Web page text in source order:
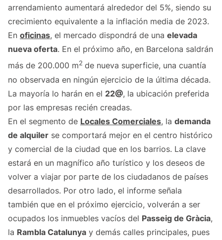
arrendamiento aumentará alrededor del 5%, siendo su
crecimiento equivalente a la inflación media de 2023.
En oficinas, el mercado dispondrá de una elevada
nueva oferta. En el próximo año, en Barcelona saldrán
más de 200.000 m2 de nueva superficie, una cuantía
no observada en ningún ejercicio de la última década.
La mayoría lo harán en el 22@, la ubicación preferida
por las empresas recién creadas.
En el segmento de Locales Comerciales, la demanda
de alquiler se comportará mejor en el centro histórico
y comercial de la ciudad que en los barrios. La clave
estará en un magnífico año turístico y los deseos de
volver a viajar por parte de los ciudadanos de países
desarrollados. Por otro lado, el informe señala
también que en el próximo ejercicio, volverán a ser
ocupados los inmuebles vacíos del Passeig de Gràcia,
la Rambla Catalunya y demás calles principales, pues